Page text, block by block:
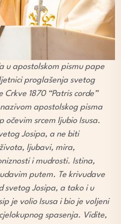
u apostolskom pismu pape
proglašenja svetog
1870 “Patris corde”
apostolskog pisma
očevim srcem ljubio Isusa.
Josipa, a ne biti
ljubavi, mira,
i mudrosti. Istina,
putem. Te krivudave
svetog Josipa, a tako i u
je volio Isusa i bio je voljeni
spasenja. Vidite,